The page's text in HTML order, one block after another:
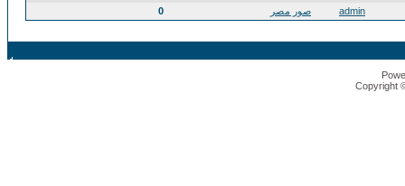
admin
صور مصر 0
Copyright